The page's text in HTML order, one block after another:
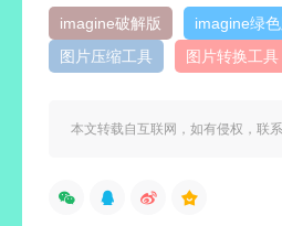
imagine破解版 imagine绿
图片压缩工具
图片转换工具
本文转载自互联网，如有侵权，联